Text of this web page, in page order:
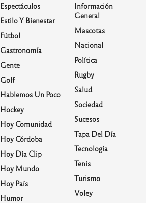
Espectáculos
Estilo Y Bienestar
Fútbol
Gastronomía
Gente
Golf
Hablemos Un Poco
Hockey
Hoy Comunidad
Hoy Córdoba
Hoy Día Clip
Hoy Mundo
Hoy País
Humor
Información
General
Mascotas
Nacional
Política
Rugby
Salud
Sociedad
Sucesos
Tapa Del Día
Tecnología
Tenis
Turismo
Voley